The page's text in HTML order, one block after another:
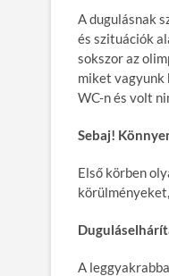
A dugulásnak
és szituációk
sokszor az
miket vagyunk
WC-n és volt
Sebaj!
Első körben
A